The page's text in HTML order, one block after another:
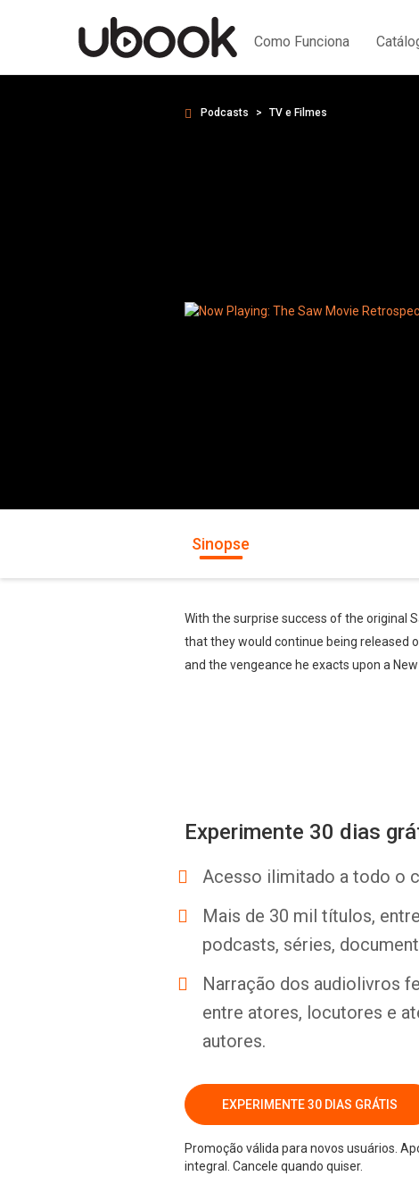
Como Funciona
Podcasts TV e Filmes
Sinopse
With the surprise success of the original
that they would continue being released
and the vengeance he exacts upon a
Experimente 30 dias
Acesso ilimitado a todo o
Mais de 30 mil títulos,
podcasts, séries,
Narração dos audiolivros
entre atores, locutores e
autores.
EXPERIMENTE 30 DIAS GRÁTIS
Promoção válida para novos usuários.
integral. Cancele quando quiser.